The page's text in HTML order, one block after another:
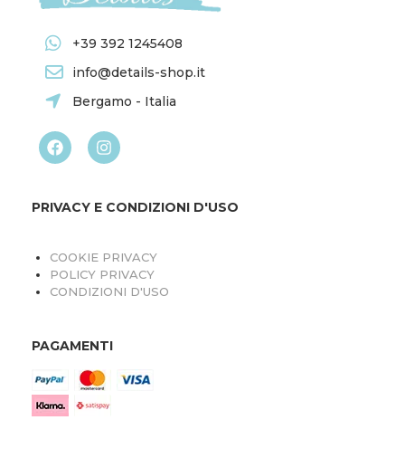
+39 392 1245408
info@details-shop.it
Bergamo - Italia
PRIVACY E CONDIZIONI D'USO
COOKIE PRIVACY
POLICY PRIVACY
CONDIZIONI D'USO
PAGAMENTI